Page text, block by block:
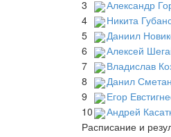
3
Александр
4
Никита
5
Даниил
6
Алексей
7
Владислав
8
Данил
9
Егор
10
Андрей
Расписание и